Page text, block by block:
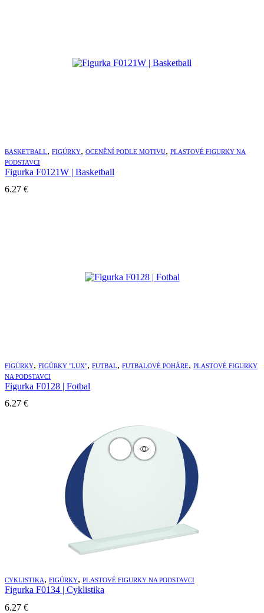
BASKETBALL, FIGÚRKY, OCENĚNÍ PODLE MOTIVU, PLASTOVÉ FIGURKY NA
PODSTAVCI
Figurka F0121W | Basketball
6.27 €
FIGÚRKY, FIGÚRKY "LUX", FUTBAL, FUTBALOVÉ POHÁRE, PLASTOVÉ FIGURKY
NA PODSTAVCI
Figurka F0128 | Fotbal
6.27 €
CYKLISTIKA, FIGÚRKY, PLASTOVÉ FIGURKY NA PODSTAVCI
Figurka F0134 | Cyklistika
6.27 €